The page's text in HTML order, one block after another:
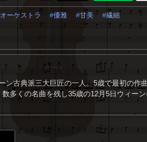
ーケストラ 優雅 甘美
繊細
ン古典派三大巨匠の一人。5歳で最初の作
多くの名曲を残し35歳の12月5日ウィー